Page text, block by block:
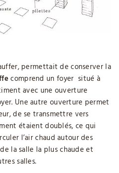
permettait de conserver la
comprend un foyer situé à
avec une ouverture
Une autre ouverture permet
de se transmettre vers
étaient doublés, ce qui
l’air chaud autour des
la salle la plus chaude et
salles.